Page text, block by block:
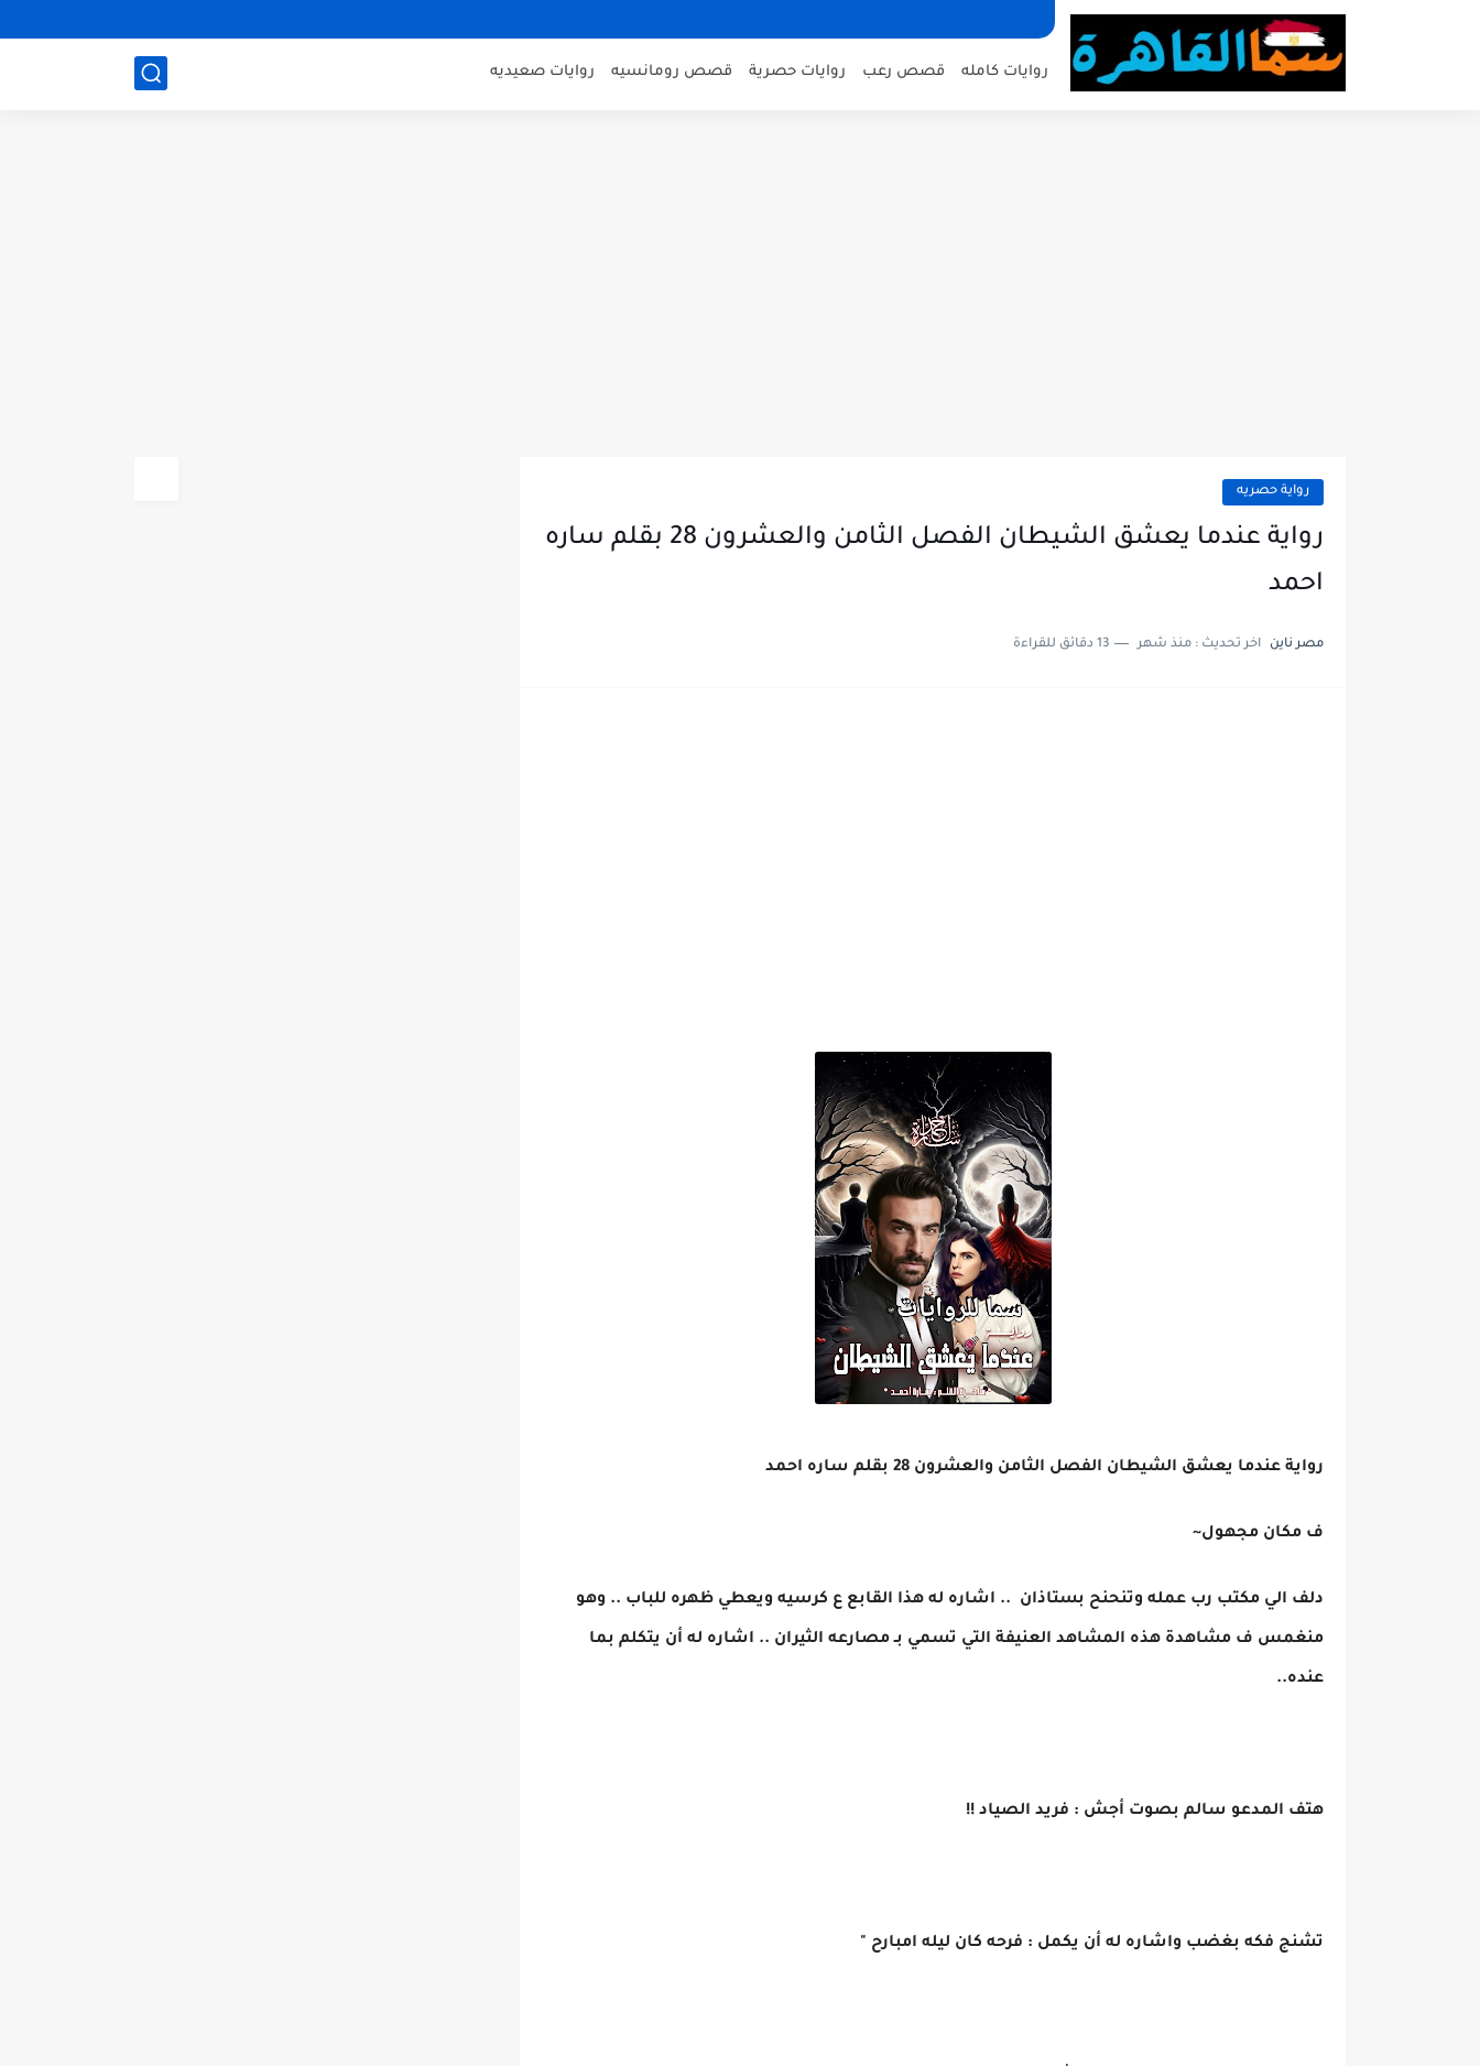
روايات كامله قصص رعب روايات حصرية قصص رومانسيه روايات صعيديه
رواية حصريه
رواية عندما يعشق الشيطان الفصل الثامن والعشرون 28 بقلم ساره
احمد
مصر ناين اخر تحديث : منذ شهر 13 دقائق للقراءة
رواية عندما يعشق الشيطان الفصل الثامن والعشرون 28 بقلم ساره احمد
ف مكان مجهول~
دلف الي مكتب رب عمله وتنحنح بستاذان .. اشاره له هذا القابع ع كرسيه ويعطي ظهره للباب .. وهو
منغمس ف مشاهدة هذه المشاهد العنيفة التي تسمي بـ مصارعه الثيران .. اشاره له أن يتكلم بما
عنده..
هتف المدعو سالم بصوت أجش : فريد الصياد !!
تشنج فكه بغضب واشاره له أن يكمل : فرحه كان ليله امبارح "